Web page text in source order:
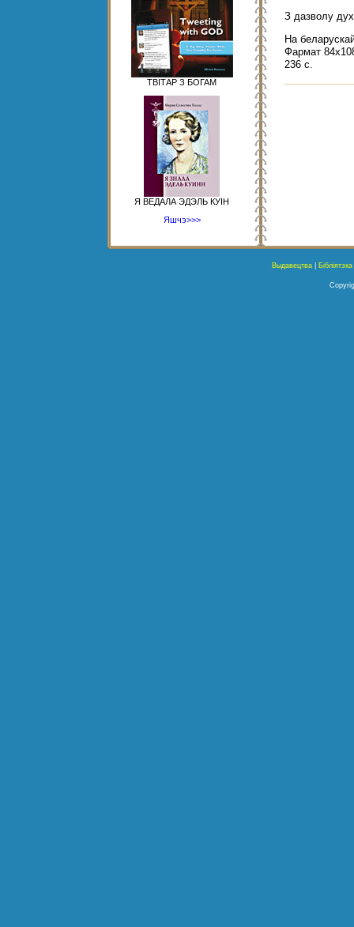
ТВІТАР З БОГАМ
Я ВЕДАЛА ЭДЭЛЬ КУІН
Яшчэ>>>
З дазволу
На
Фармат
236 с.
Выдавецтва| Бібліятэка